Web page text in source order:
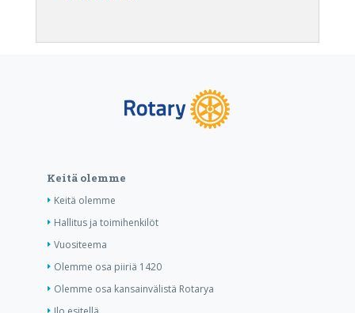
Keitä olemme
Keitä olemme
Hallitus ja toimihenkilöt
Vuositeema
Olemme osa piiriä 1420
Olemme osa kansainvälistä Rotarya